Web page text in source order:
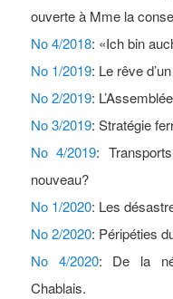
ouverte à Mme la
No 4/2018: «Ich bin
No 1/2019: Le rêve
No 2/2019:
No 3/2019: Stratégie
No 4/2019:
nouveau?
No 1/2020: Les
No 2/2020: Péripéties
No 4/2020: De la
Chablais.